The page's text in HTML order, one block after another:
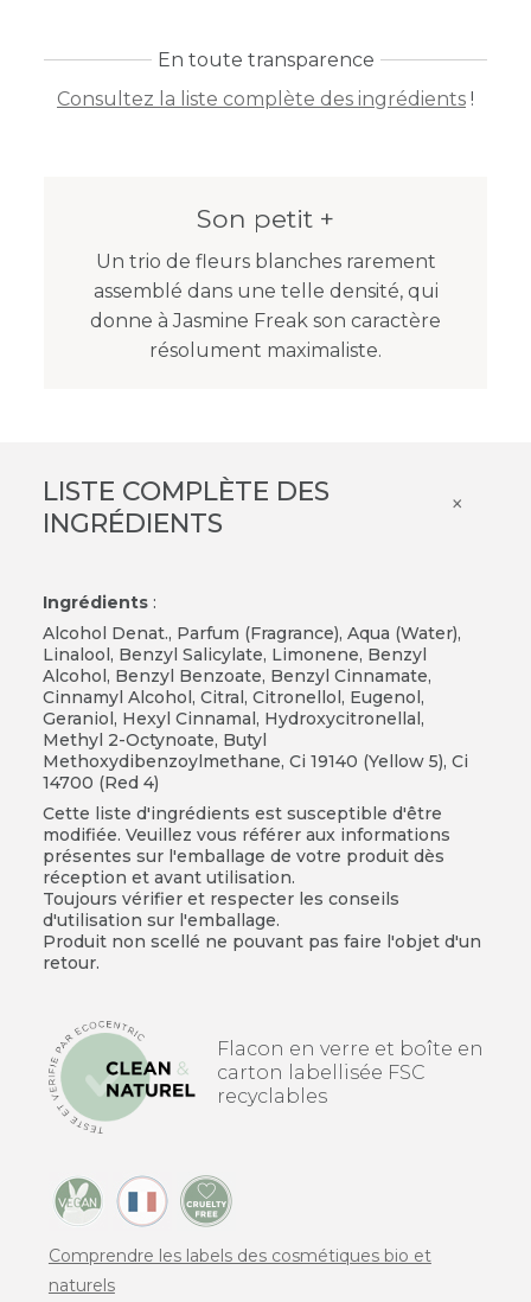
En toute transparence
Consultez la liste complète des ingrédients !
Son petit +
Un trio de fleurs blanches rarement
assemblé dans une telle densité, qui
donne à Jasmine Freak son caractère
résolument maximaliste.
LISTE COMPLÈTE DES
INGRÉDIENTS
×
Ingrédients:
Alcohol Denat., Parfum (Fragrance), Aqua (Water),
Linalool, Benzyl Salicylate, Limonene, Benzyl
Alcohol, Benzyl Benzoate, Benzyl Cinnamate,
Cinnamyl Alcohol, Citral, Citronellol, Eugenol,
Geraniol, Hexyl Cinnamal, Hydroxycitronellal,
Methyl 2-Octynoate, Butyl
Methoxydibenzoylmethane, Ci 19140 (Yellow 5), Ci
14700 (Red 4)
Cette liste d'ingrédients est susceptible d'être
modifiée. Veuillez vous référer aux informations
présentes sur l'emballage de votre produit dès
réception et avant utilisation.
Toujours vérifier et respecter les conseils
d'utilisation sur l'emballage.
Produit non scellé ne pouvant pas faire l'objet d'un
retour.
Flacon en verre et boîte en
carton labellisée FSC
recyclables
Comprendre les labels des cosmétiques bio et
naturels